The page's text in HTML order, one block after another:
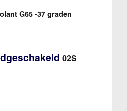
G65 -37 graden
02S